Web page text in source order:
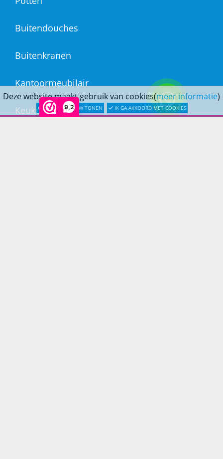
9,2
Deze website maakt gebruik van cookies(meer informatie)
LATER OPNIEUW TONEN IK GA AKKOORD MET COOKIES
Buitendouches
Buitenkranen
Kantoormeubilair
Keukens